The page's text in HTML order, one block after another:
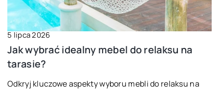
5 lipca 2026
Jak wybrać idealny mebel do relaksu na
tarasie?
Odkryj kluczowe aspekty wyboru mebli do relaksu na